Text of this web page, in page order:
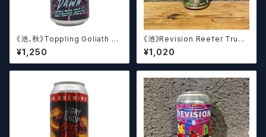
《池、秋》Toppling Goliath Di
gital Dawn / トップリング ゴラ
イアス デジタル ドーン【クラフト
ビール】
¥1,250
《池》Revision Reefer Truck
/ リーファー トラック【クラフトビ
ール】
¥1,020